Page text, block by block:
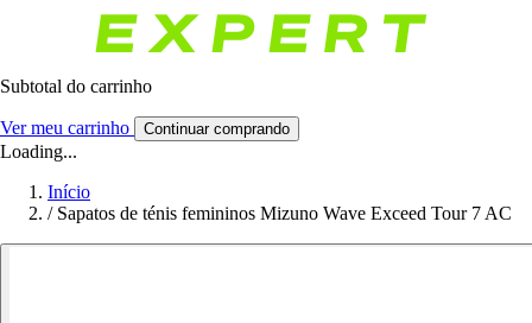
Subtotal do carrinho
Ver meu carrinho Continuar comprando
Loading...
Início
/ Sapatos de ténis femininos Mizuno Wave Exceed Tour 7 AC